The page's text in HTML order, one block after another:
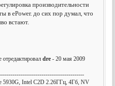
производительности
в ePower. до сих пор думал, что
встают.
отредактировалdre - 20 мая 2009
5930G, Intel C2D 2.26ГГц, 4Гб, NV